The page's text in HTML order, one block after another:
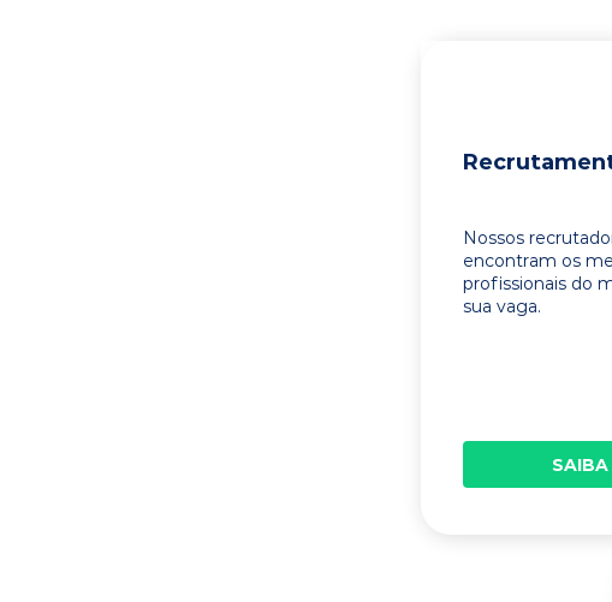
Nossos
encontram os
profissionais do
sua vaga.
SAIBA